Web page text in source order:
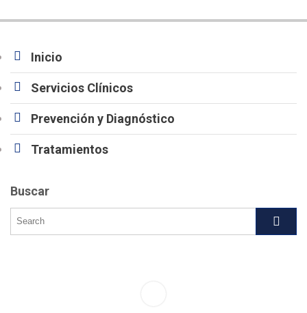
Inicio
Servicios Clínicos
Prevención y Diagnóstico
Tratamientos
Buscar